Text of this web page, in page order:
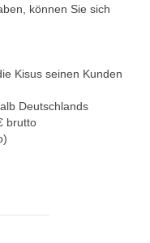
können Sie sich
Kisus seinen Kunden
Deutschlands
brutto